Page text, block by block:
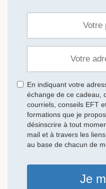
En indiquant votre
échange de ce cadeau,
courriels, conseils EFT
formations que je
désinscrire à tout
mail et à travers les
au base de chacun de
Je